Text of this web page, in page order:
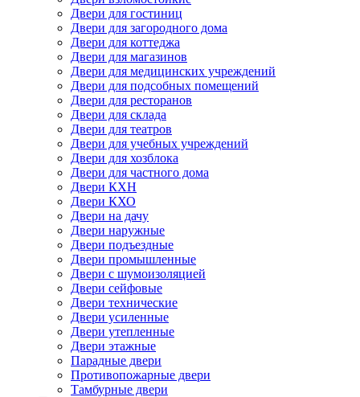
Двери для гостиниц
Двери для загородного дома
Двери для коттеджа
Двери для магазинов
Двери для медицинских учреждений
Двери для подсобных помещений
Двери для ресторанов
Двери для склада
Двери для театров
Двери для учебных учреждений
Двери для хозблока
Двери для частного дома
Двери КХН
Двери КХО
Двери на дачу
Двери наружные
Двери подъездные
Двери промышленные
Двери с шумоизоляцией
Двери сейфовые
Двери технические
Двери усиленные
Двери утепленные
Двери этажные
Парадные двери
Противопожарные двери
Тамбурные двери